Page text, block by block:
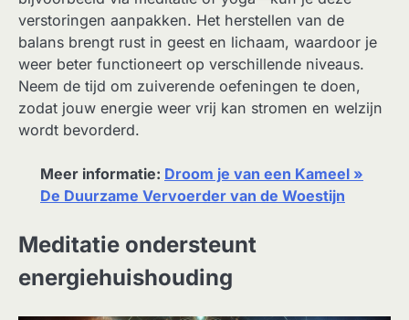
verstoringen aanpakken. Het herstellen van de
balans brengt rust in geest en lichaam, waardoor je
weer beter functioneert op verschillende niveaus.
Neem de tijd om zuiverende oefeningen te doen,
zodat jouw energie weer vrij kan stromen en welzijn
wordt bevorderd.
Meer informatie: Droom je van een Kameel »
De Duurzame Vervoerder van de Woestijn
Meditatie ondersteunt
energiehuishouding